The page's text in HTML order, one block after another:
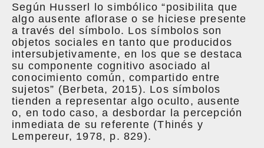
Según Husserl lo simbólico “posibilita que
algo ausente aflorase o se hiciese presente
a través del símbolo. Los símbolos son
objetos sociales en tanto que producidos
intersubjetivamente, en los que se destaca
su componente cognitivo asociado al
conocimiento común, compartido entre
sujetos” (Berbeta, 2015). Los símbolos
tienden a representar algo oculto, ausente
o, en todo caso, a desbordar la percepción
inmediata de su referente (Thinés y
Lempereur, 1978, p. 829).